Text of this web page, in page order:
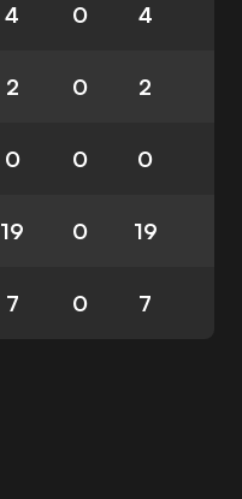
4 0 4
2 0 2
0 0 0
19 0 19
7 0 7